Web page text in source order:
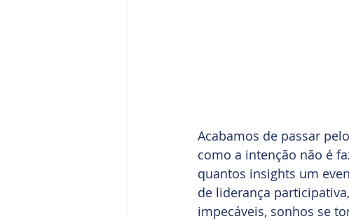
Acabamos de passar
como a intenção não é
quantos insights um
de liderança
impecáveis, sonhos se